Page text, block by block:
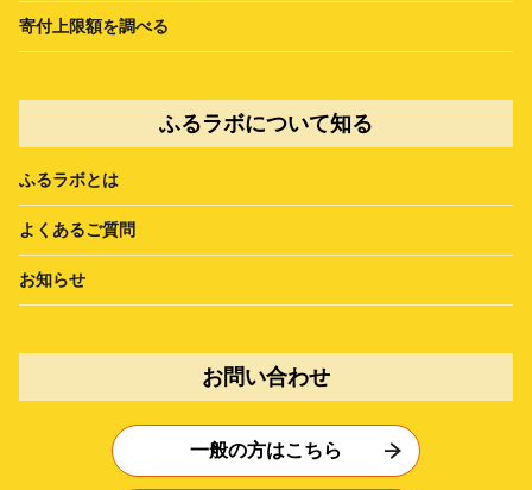
寄付上限額を調べる
ふるラボについて知る
ふるラボとは
よくあるご質問
お知らせ
お問い合わせ
一般の方はこちら